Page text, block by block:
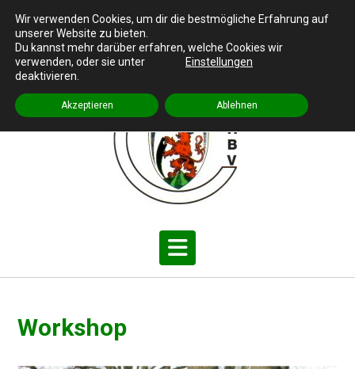
o
Cronenberger Heimat- und Bürgerverein e.V.
Impressum
Workshop
Wir verwenden Cookies, um dir die bestmögliche Erfahrung auf
unserer Website zu bieten.
Du kannst mehr darüber erfahren, welche Cookies wir
verwenden, oder sie unter
Einstellungen
deaktivieren.
Akzeptieren Ablehnen